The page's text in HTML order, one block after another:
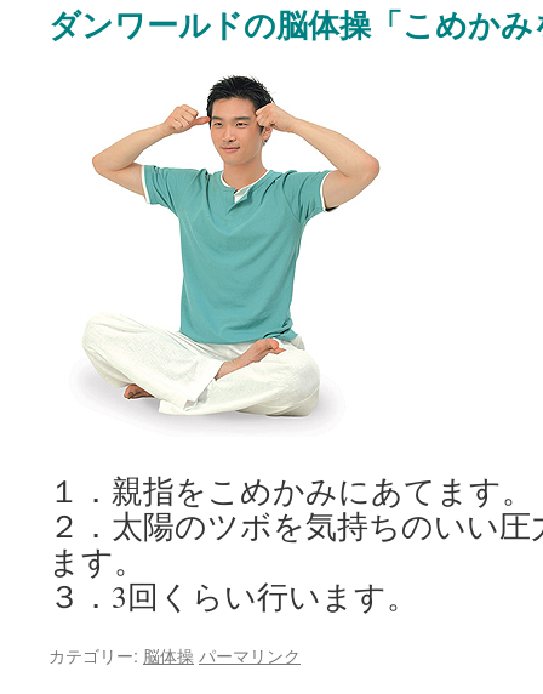
ダンワールドの脳体操「こめか
１．親指をこめかみにあてます。
２．太陽のツボを気持ちのいい
ます。
３．3回くらい行います。
カテゴリー: 脳体操 パーマリンク